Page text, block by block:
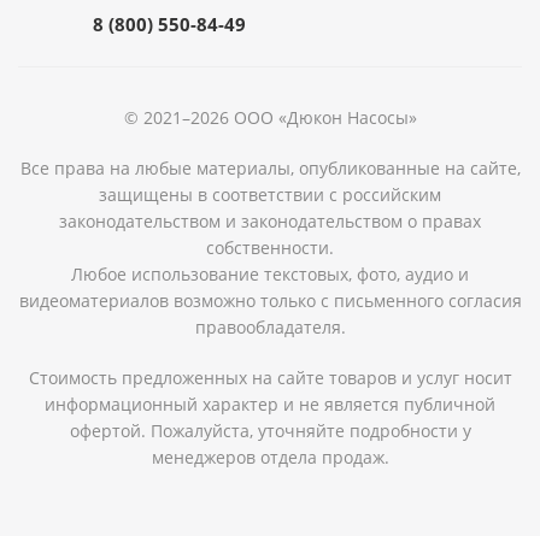
8 (800) 550-84-49
© 2021–2026 ООО «Дюкон Насосы»
Все права на любые материалы, опубликованные на сайте,
защищены в соответствии с российским
законодательством и законодательством о правах
собственности.
Любое использование текстовых, фото, аудио и
видеоматериалов возможно только с письменного согласия
правообладателя.
Стоимость предложенных на сайте товаров и услуг носит
информационный характер и не является публичной
офертой. Пожалуйста, уточняйте подробности у
менеджеров отдела продаж.